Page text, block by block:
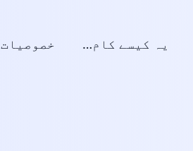
یہ کیسے کام کرتا ہے؟ خصوصیات